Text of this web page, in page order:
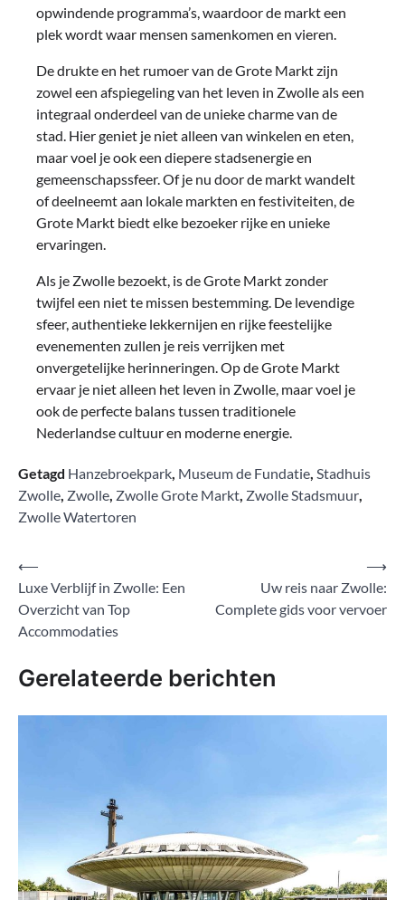
opwindende programma’s, waardoor de markt een
plek wordt waar mensen samenkomen en vieren.
De drukte en het rumoer van de Grote Markt zijn
zowel een afspiegeling van het leven in Zwolle als een
integraal onderdeel van de unieke charme van de
stad. Hier geniet je niet alleen van winkelen en eten,
maar voel je ook een diepere stadsenergie en
gemeenschapssfeer. Of je nu door de markt wandelt
of deelneemt aan lokale markten en festiviteiten, de
Grote Markt biedt elke bezoeker rijke en unieke
ervaringen.
Als je Zwolle bezoekt, is de Grote Markt zonder
twijfel een niet te missen bestemming. De levendige
sfeer, authentieke lekkernijen en rijke feestelijke
evenementen zullen je reis verrijken met
onvergetelijke herinneringen. Op de Grote Markt
ervaar je niet alleen het leven in Zwolle, maar voel je
ook de perfecte balans tussen traditionele
Nederlandse cultuur en moderne energie.
Getagd Hanzebroekpark, Museum de Fundatie, Stadhuis
Zwolle, Zwolle, Zwolle Grote Markt, Zwolle Stadsmuur,
Zwolle Watertoren
Bericht
navigatie
⟵
Luxe Verblijf in Zwolle: Een
Overzicht van Top
Accommodaties
Uw reis naar Zwolle:
Complete gids voor vervoer
⟶
Gerelateerde berichten